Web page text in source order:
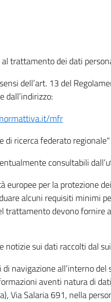
trattamento dei dati
dell’art. 13 del
dall’indirizzo:
mfr
di ricerca federato regionale"
consultabili
per la protezione
alcuni requisiti minimi
devono fornire
sui dati raccolti dal
navigazione all’interno
aventi natura di
Via Salaria 691, nella